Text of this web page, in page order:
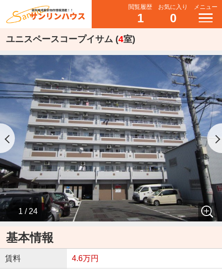
閲覧履歴
1
お気に入り
0
メニュー
ユニスペースコープイサム (4室)
1 / 24
基本情報
賃料 4.6万円